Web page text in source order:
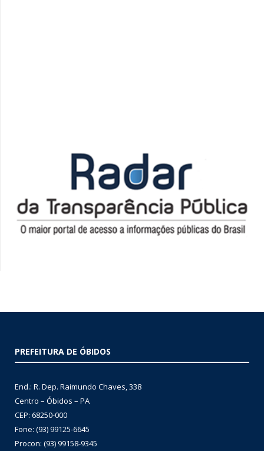
PREFEITURA DE ÓBIDOS
End.: R. Dep. Raimundo Chaves, 338
Centro – Óbidos – PA
CEP: 68250-000
Fone: (93) 99125-6645
Procon: (93) 99158-9345